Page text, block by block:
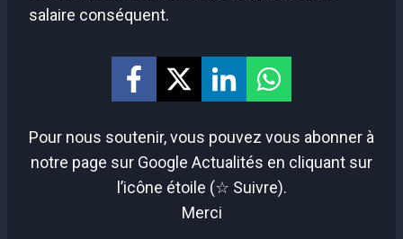
salaire conséquent.
Pour nous soutenir, vous pouvez vous abonner à
notre page sur Google Actualités en cliquant sur
l’icône étoile (☆ Suivre).
Merci